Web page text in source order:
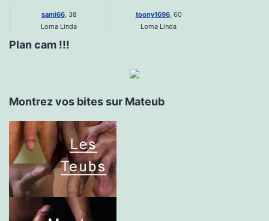
sami66, 38
Loma Linda
toony1696, 60
Loma Linda
Plan cam !!!
Montrez vos bites sur Mateub